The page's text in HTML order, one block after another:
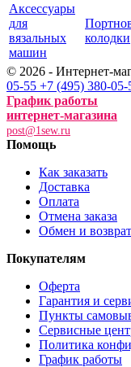
Аксессуары
для
вязальных
машин
колодки
© 2026 - Интернет-
05-55 +7 (495) 380-05-
График работы
интернет-магазина
post@1sew.ru
Помощь
Как заказать
Доставка
Оплата
Отмена заказа
Обмен и возврат
Покупателям
Оферта
Гарантия и
Пункты
Сервисные
Политика
График работы